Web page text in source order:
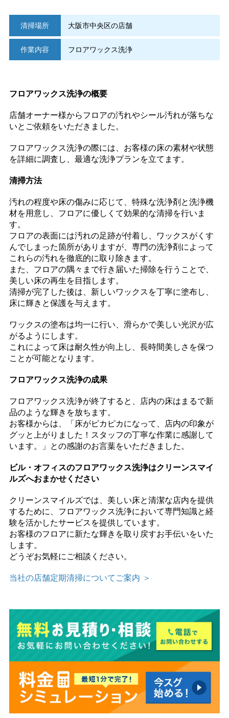
清掃場所 大阪市中央区の店舗
作業内容 フロアワックス洗浄
フロアワックス洗浄の概要
店舗オーナー様からフロアの汚れやシール汚れが落ちな
いとご依頼をいただきました。
フロアワックス洗浄の際には、お客様の床の素材や状態
を詳細に調査し、最適な洗浄プランを立てます。
清掃方法
汚れの程度や床の傷みに応じて、特殊な洗浄剤と洗浄機
材を用意し、フロアに優しくて効果的な清掃を行いま
す。
フロアの表面には汚れの足跡が付着し、ワックスがくす
んでしまった箇所がありますが、専門の洗浄剤によって
これらの汚れを徹底的に取り除きます。
また、フロアの隅々まで行き届いた掃除を行うことで、
美しい床の再生を目指します。
清掃が完了した後は、新しいワックスを丁寧に塗布し、
床に輝きと保護を与えます。
ワックスの塗布は均一に行い、滑らかで美しい光沢が広
がるようにします。
これによって床は耐久性が向上し、長時間美しさを保つ
ことが可能となります。
フロアワックス洗浄の成果
フロアワックス洗浄が終了すると、店内の床はまるで新
品のような輝きを放ちます。
お客様からは、「床がピカピカになって、店内の印象が
グッと上がりました！スタッフの丁寧な作業に感謝して
います。」との感謝のお言葉をいただきました。
ビル・オフィスのフロアワックス洗浄はクリーンスマイ
ルズへおまかせください
クリーンスマイルズでは、美しい床と清潔な店内を提供
するために、フロアワックス洗浄において専門知識と経
験を活かしたサービスを提供しています。
お客様のフロアに新たな輝きを取り戻すお手伝いをいた
します。
どうぞお気軽にご相談ください。
当社の店舗定期清掃についてご案内 ＞